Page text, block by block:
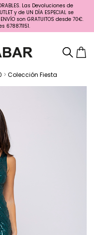
Las Devoluciones de
y de UN DÍA ESPECIAL se
son GRATUITOS desde 70€.
678871151.
> Colección Fiesta